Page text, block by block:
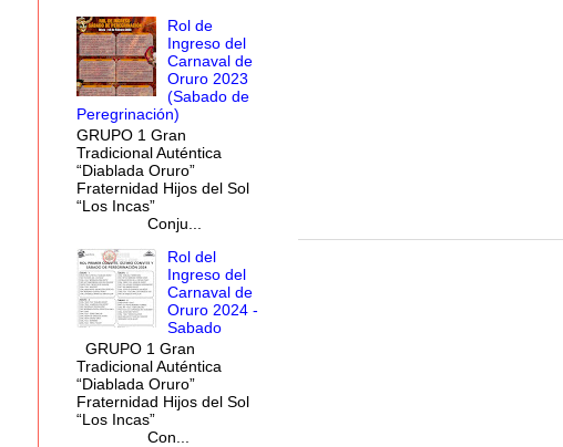
Rol de
Ingreso del
Carnaval de
Oruro 2023
(Sabado de
Peregrinación)
GRUPO 1 Gran
Tradicional Auténtica
“Diablada Oruro”
Fraternidad Hijos del Sol
“Los Incas”
Conju...
Rol del
Ingreso del
Carnaval de
Oruro 2024 -
Sabado
GRUPO 1 Gran
Tradicional Auténtica
“Diablada Oruro”
Fraternidad Hijos del Sol
“Los Incas”
Con...